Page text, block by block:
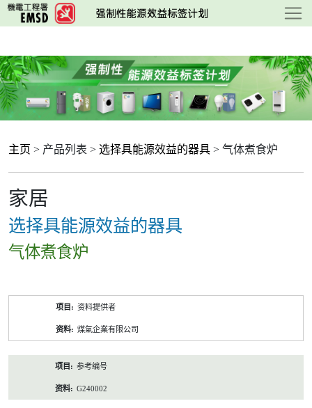
跳
至
要
内
容
主页 > 产品列表 > 选择具能源效益的器具 > 气体煮食炉
家居
选择具能源效益的器具
气体煮食炉
资料提供者
煤氣企業有限公司
参考编号
G240002